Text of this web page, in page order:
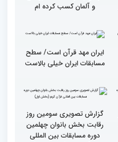
سومین محفل انس با قرآن
ویژه بانوان در آستان مقدس
شد
چهلمین دوره مسابقات بین
المللی قرآن/نگاهی به
چهارمین روز از رقابت
متسابقان